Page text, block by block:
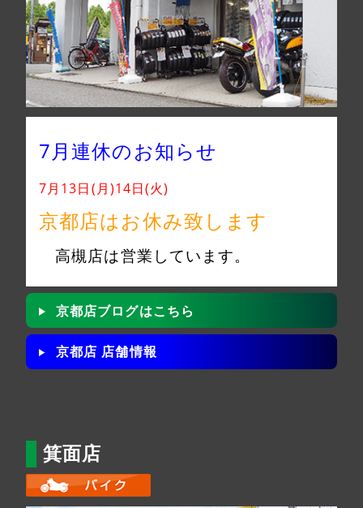
7月連休のお知らせ
7月13日(月)14日(火)
京都店はお休み致します
高槻店は営業しています。
京都店ブログはこちら
京都店 店舗情報
箕面店